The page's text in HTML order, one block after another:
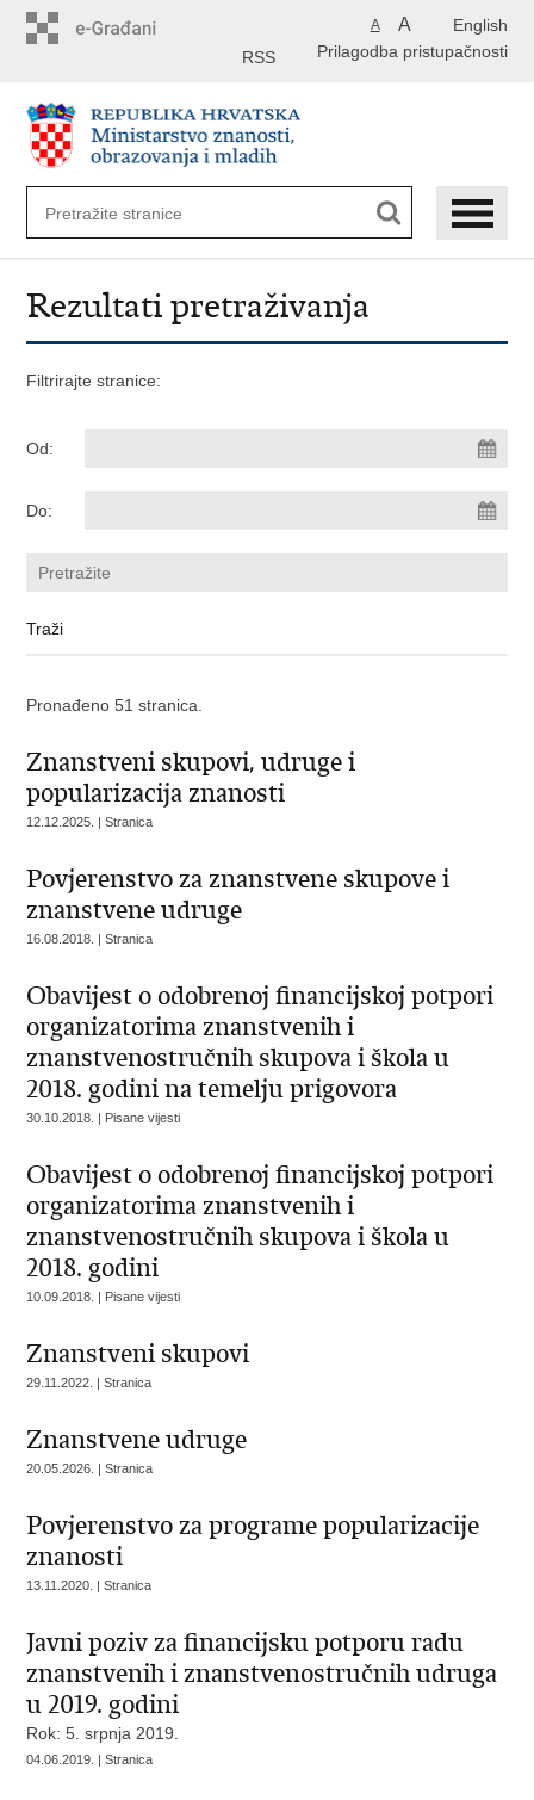
English
A A
Prilagodba pristupačnosti
RSS
Rezultati pretraživanja
Filtrirajte stranice:
Od:
Do:
Pronađeno 51 stranica.
Znanstveni skupovi, udruge i
popularizacija znanosti
12.12.2025. | Stranica
Povjerenstvo za znanstvene skupove i
znanstvene udruge
16.08.2018. | Stranica
Obavijest o odobrenoj financijskoj potpori
organizatorima znanstvenih i
znanstvenostručnih skupova i škola u
2018. godini na temelju prigovora
30.10.2018. | Pisane vijesti
Obavijest o odobrenoj financijskoj potpori
organizatorima znanstvenih i
znanstvenostručnih skupova i škola u
2018. godini
10.09.2018. | Pisane vijesti
Znanstveni skupovi
29.11.2022. | Stranica
Znanstvene udruge
20.05.2026. | Stranica
Povjerenstvo za programe popularizacije
znanosti
13.11.2020. | Stranica
Javni poziv za financijsku potporu radu
znanstvenih i znanstvenostručnih udruga
u 2019. godini
Rok: 5. srpnja 2019.
04.06.2019. | Stranica